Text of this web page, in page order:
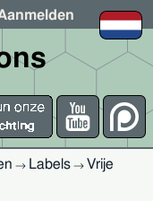
→ Labels → Vrije